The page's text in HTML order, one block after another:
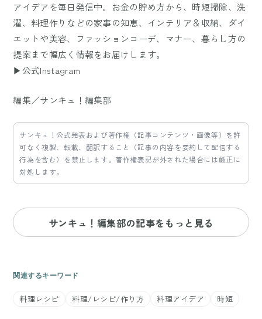
アイデアを毎日発信中。お金の貯め方から、時短掃除、洗
濯、料理作りなどの家事の知恵、インテリア＆収納、ダイ
エットや美容、ファッションコーデ、マナー、暮らし方の
提案まで幅広く情報をお届けします。
▶公式Instagram
編集／サンキュ！編集部
サンキュ！公式発表および著作権（記事コンテンツ・画像等）を許
可なく複製、転載、翻訳すること（記事の内容を要約して配信する
行為を含む）を禁止します。著作権表記が外された場合には厳正に
対処します。
サンキュ！編集部の記事をもっと見る
関連するキーワード
料理レシピ 料理/レシピ/作り方 料理アイデア 時短